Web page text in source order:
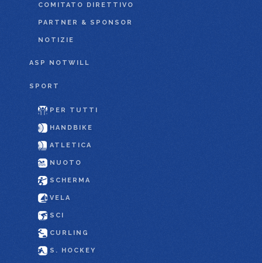
COMITATO DIRETTIVO
PARTNER & SPONSOR
NOTIZIE
ASP NOTWILL
SPORT
PER TUTTI
HANDBIKE
ATLETICA
NUOTO
SCHERMA
VELA
SCI
CURLING
S. HOCKEY